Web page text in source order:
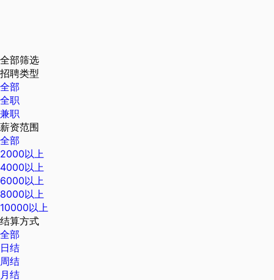
全部筛选
招聘类型
全部
全职
兼职
薪资范围
全部
2000以上
4000以上
6000以上
8000以上
10000以上
结算方式
全部
日结
周结
月结